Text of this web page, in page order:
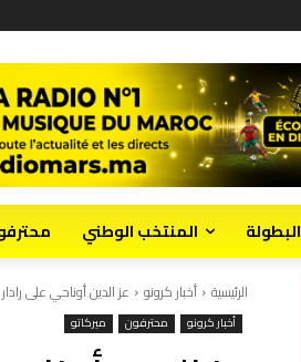
البطولة المنتخب الوطني
الرئيسية أخبار كرونو عز الدين أوناحي على رادار
أخبار كرونو محترفون ميركاتو